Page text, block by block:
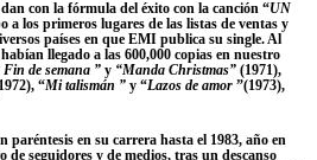
dan con la fórmula del éxito con la canción “UN
a los primeros lugares de las listas de ventas y
países en que EMI publica su single. Al
llegado a las 600,000 copias en nuestro
Fin de semana ” y “Manda Christmas” (1971),
“Mi talismán ” y “Lazos de amor ”(1973),
paréntesis en su carrera hasta el 1983, año en
de seguidores y de medios, tras un descanso